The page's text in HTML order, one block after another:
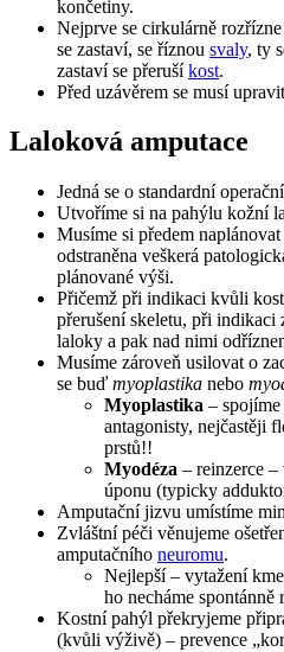
končetiny.
Nejprve se cirkulárně rozřízne
se zastaví, se říznou svaly, ty
zastaví se přerušíkost.
Před uzávěrem se musí
Laloková amputace
Jedná se o standardní
Utvoříme si na pahýlu kožní
Musíme si předem
odstraněna veškerá
plánované výši.
Přičemž při indikaci kvůli
přerušení skeletu, při
laloky a pak nad nimi
Musíme zároveň usilovat o
se buď myoplastika nebo
Myoplastika –
antagonisty, nejčastěji
prstů!!
Myodéza – reinzerce
úponu (typicky
Amputační jizvu umístíme
Zvláštní péči věnujeme
amputačního neuromu.
Nejlepší – vytažení
ho necháme spontánně
Kostní pahýl překryjeme
(kvůli výživě) – prevence